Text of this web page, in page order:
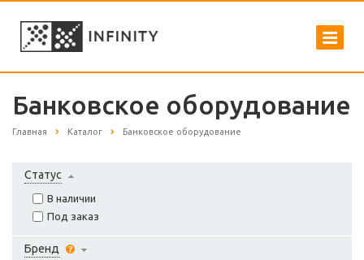
Банковское оборудование
Главная Каталог Банковское оборудование
Статус
В наличии
Под заказ
Бренд